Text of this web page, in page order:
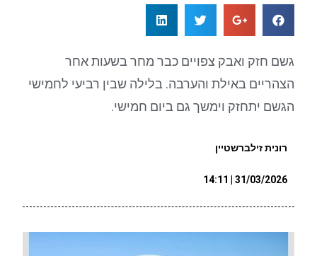
גשם חזק ואבק צפויים כבר מחר בשעות אחר
הצהריים באילת והערבה. בלילה שבין רביעי לחמישי
הגשם יתחזק וימשך גם ביום חמישי.
רונית זילברשטיין
31/03/2026 | 14:11